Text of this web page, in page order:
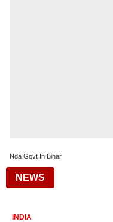
Nda Govt In Bihar
NEWS
INDIA